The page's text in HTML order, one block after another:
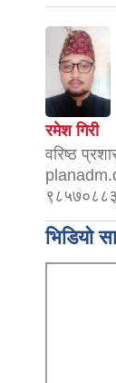
रमेश गिरी
वरिष्ठ
भिडियो